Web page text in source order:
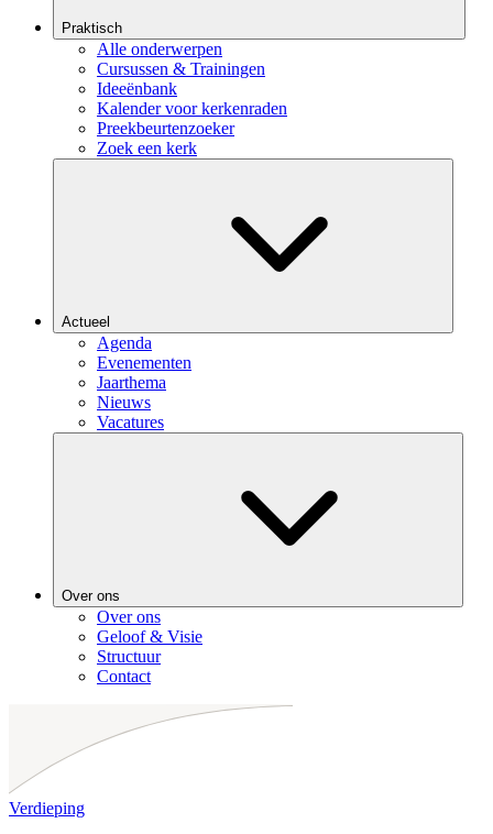
Praktisch
Alle onderwerpen
Cursussen & Trainingen
Ideeënbank
Kalender voor kerkenraden
Preekbeurtenzoeker
Zoek een kerk
Actueel
Agenda
Evenementen
Jaarthema
Nieuws
Vacatures
Over ons
Over ons
Geloof & Visie
Structuur
Contact
Verdieping